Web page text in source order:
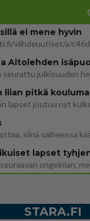
ei mene hyvin
liian pitkä
STARA.FI